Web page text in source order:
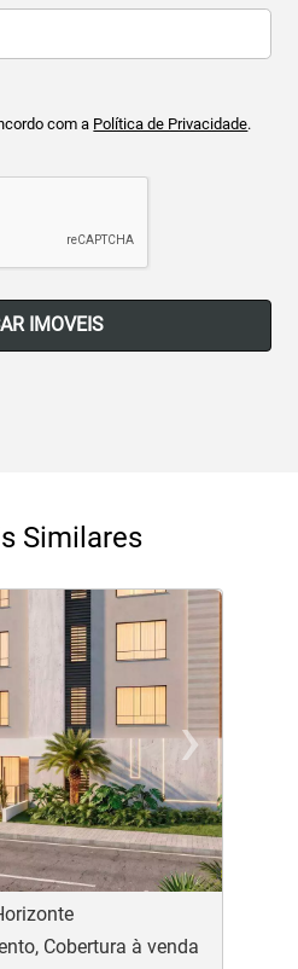
com a Política de Privacidade.
IMOVEIS
Similares
›
Cobertura à venda